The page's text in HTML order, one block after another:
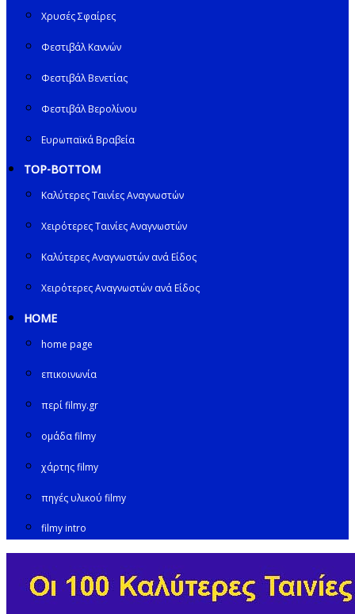
Χρυσές Σφαίρες
Φεστιβάλ Καννών
Φεστιβάλ Βενετίας
Φεστιβάλ Βερολίνου
Ευρωπαϊκά Βραβεία
TOP-BOTTOM
Καλύτερες Ταινίες Αναγνωστών
Χειρότερες Ταινίες Αναγνωστών
Καλύτερες Αναγνωστών ανά Είδος
Χειρότερες Αναγνωστών ανά Είδος
HOME
home page
επικοινωνία
περί filmy.gr
ομάδα filmy
χάρτης filmy
πηγές υλικού filmy
filmy intro